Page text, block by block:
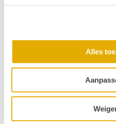
Alles
Heb je vragen over
Lees meer over:
, een
Hoop dat we je verder
je te helpen vinden wat je